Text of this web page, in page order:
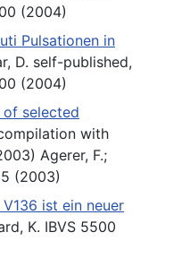
(2004)
Pulsationen in
D. self-published,
(2004)
selected
with
Agerer, F.;
(2003)
ist ein neuer
K. IBVS 5500